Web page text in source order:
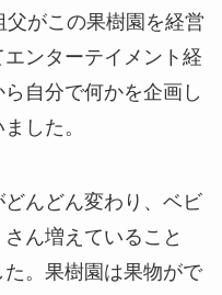
がこの果樹園を経営
ンターテイメント経
自分で何かを企画し
した。
どんどん変わり、ベビ
ん増えていること
。果樹園は果物がで